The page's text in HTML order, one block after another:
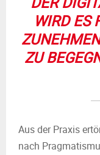
IRD ES
U
Aus der Praxis
nach